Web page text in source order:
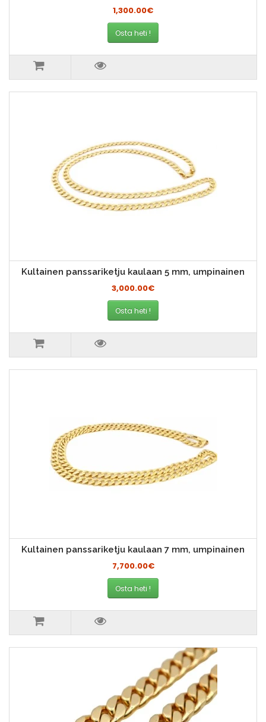
1,300.00€
Osta heti !
Kultainen panssariketju kaulaan 5 mm, umpinainen
3,000.00€
Osta heti !
Kultainen panssariketju kaulaan 7 mm, umpinainen
7,700.00€
Osta heti !